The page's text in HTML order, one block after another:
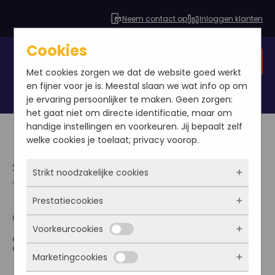
Neem contact op Inloggen klanten
SEO Basic pakket
Website
optimalisatie voor
zoekmachines met
Cookies
Met cookies zorgen we dat de website goed werkt
en fijner voor je is. Meestal slaan we wat info op om
je ervaring persoonlijker te maken. Geen zorgen:
het gaat niet om directe identificatie, maar om
handige instellingen en voorkeuren. Jij bepaalt zelf
welke cookies je toelaat; privacy voorop.
Strikt noodzakelijke cookies
Deze cookies zorgen ervoor dat de website
überhaupt werkt. Ze zijn dus altijd actief en
kunnen niet worden uitgezet. Meestal worden
ze alleen geplaatst als jij iets doet, zoals
inloggen, een formulier invullen of je
Prestatiecookies
Met deze cookies zien we hoe vaak onze site
bezocht wordt, waar bezoekers vandaan
komen en welke pagina’s populair zijn. Zo
Voorkeurcookies
Deze cookies onthouden jouw voorkeuren.
Marketingcookies